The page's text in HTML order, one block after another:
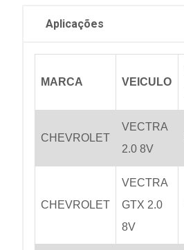
Aplicações
MARCA VEICULO
CHEVROLET
VECTRA
2.0 8V
CHEVROLET
VECTRA
GTX 2.0
8V